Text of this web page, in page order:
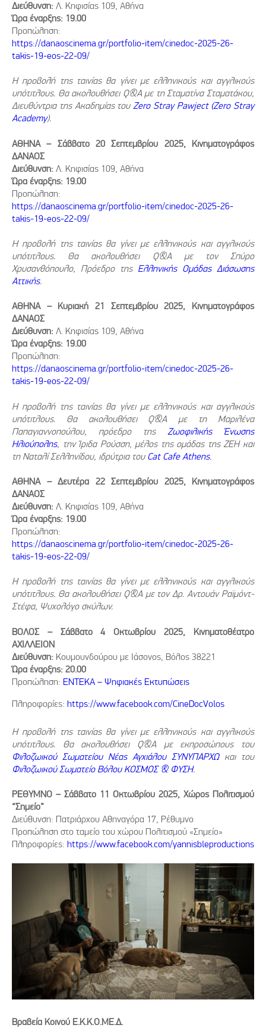
Διεύθυνση: Λ. Κηφισίας 109, Αθήνα
Ώρα έναρξης: 19.00
Προπώληση:
https://danaoscinema.gr/portfolio-item/cinedoc-2025-26-
takis-19-eos-22-09/
Η προβολή της ταινίας θα γίνει με ελληνικούς και αγγλικούς
υπότιτλους. Θα ακολουθήσει Q&A με τη Σταματίνα Σταματάκου,
Διευθύντρια της Ακαδημίας του Zero Stray Pawject (Zero Stray
Academy).
ΑΘΗΝΑ – Σάββατο 20 Σεπτεμβρίου 2025, Κινηματογράφος
ΔΑΝΑΟΣ
Διεύθυνση: Λ. Κηφισίας 109, Αθήνα
Ώρα έναρξης: 19.00
Προπώληση:
https://danaoscinema.gr/portfolio-item/cinedoc-2025-26-
takis-19-eos-22-09/
Η προβολή της ταινίας θα γίνει με ελληνικούς και αγγλικούς
υπότιτλους. Θα ακολουθήσει Q&A με τον Σπύρο
Χρυσανθόπουλο, Πρόεδρο της Ελληνικής Ομάδας Διάσωσης
Αττικής.
ΑΘΗΝΑ – Κυριακή 21 Σεπτεμβρίου 2025, Κινηματογράφος
ΔΑΝΑΟΣ
Διεύθυνση: Λ. Κηφισίας 109, Αθήνα
Ώρα έναρξης: 19.00
Προπώληση:
https://danaoscinema.gr/portfolio-item/cinedoc-2025-26-
takis-19-eos-22-09/
Η προβολή της ταινίας θα γίνει με ελληνικούς και αγγλικούς
υπότιτλους. Θα ακολουθήσει Q&A με τη Μαριλένα
Παπαγιαννοπούλου, πρόεδρο της Ζωοφιλικής Ένωσης
Ηλιούπολης, την Ίριδα Ρούσση, μέλος της ομάδας της ΖΕΗ και
τη Ναταλί Σελληνίδου, ιδρύτρια του Cat Cafe Athens.
ΑΘΗΝΑ – Δευτέρα 22 Σεπτεμβρίου 2025, Κινηματογράφος
ΔΑΝΑΟΣ
Διεύθυνση: Λ. Κηφισίας 109, Αθήνα
Ώρα έναρξης: 19.00
Προπώληση:
https://danaoscinema.gr/portfolio-item/cinedoc-2025-26-
takis-19-eos-22-09/
Η προβολή της ταινίας θα γίνει με ελληνικούς και αγγλικούς
υπότιτλους. Θα ακολουθήσει Q&A με τονΔρ. Αντουάν Ραϊμόντ-
Στέφα, Ψυχολόγο σκύλων.
ΒΟΛΟΣ – Σάββατο 4 Οκτωβρίου 2025, Κινηματοθέατρο
ΑΧΙΛΛΕΙΟΝ
Διεύθυνση: Κουμουνδούρου με Ιάσονος, Βόλος 38221
Ώρα έναρξης: 20.00
Προπώληση: ΕΝΤΕΚΑ – Ψηφιακές Εκτυπώσεις
Πληροφορίες: https://www.facebook.com/CineDocVolos
Η προβολή της ταινίας θα γίνει με ελληνικούς και αγγλικούς
υπότιτλους. Θα ακολουθήσει Q&A με εκπροσώπους του
Φιλοζωικού Σωματείου Νέας Αγχιάλου ΣΥΝΥΠΑΡΧΩκαι του
Φιλοζωικού Σωματείο Βόλου ΚΟΣΜΟΣ & ΦΥΣΗ.
ΡΕΘΥΜΝΟ – Σάββατο 11 Οκτωβρίου 2025, Χώρος Πολιτισμού
“Σημείο”
Διεύθυνση: Πατριάρχου Αθηναγόρα 17, Ρέθυμνο
Προπώληση στο ταμείο του χώρου Πολιτισμού «Σημείο»
Πληροφορίες: https://www.facebook.com/yannisbleproductions
Βραβεία Κοινού Ε.Κ.Κ.Ο.ΜΕ.Δ.